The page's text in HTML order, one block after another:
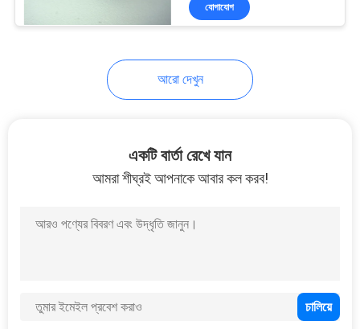
একক ওয়াল স্টিল টিউব
বিজোড় খাদ ইস্পাত টিউব
22
যোগাযোগ
আরো দেখুন
একটি বার্তা রেখে যান
আমরা শীঘ্রই আপনাকে আবার কল করব!